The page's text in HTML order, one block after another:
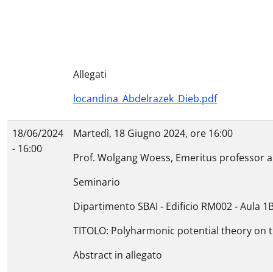
Allegati
locandina_Abdelrazek_Dieb.pdf
18/06/2024
- 16:00
Martedì, 18 Giugno 2024, ore 16:00
Prof. Wolgang Woess, Emeritus professor
Seminario
Dipartimento SBAI - Edificio RM002 - Aula
TITOLO: Polyharmonic potential theory on
Abstract in allegato